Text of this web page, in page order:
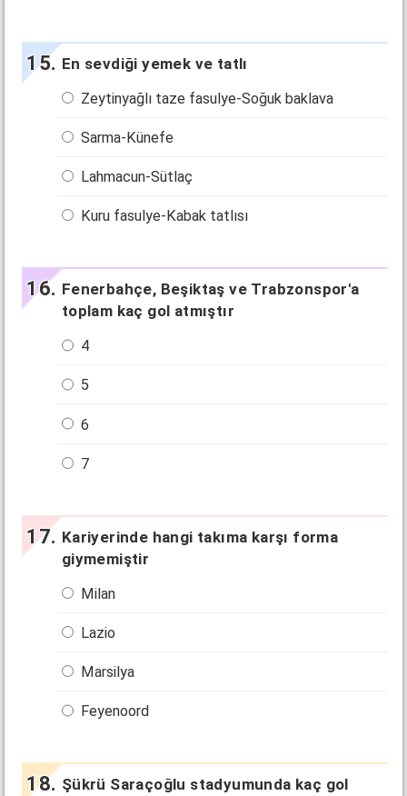
En sevdiği yemek ve tatlı
Zeytinyağlı taze fasulye-Soğuk baklava
Sarma-Künefe
Lahmacun-Sütlaç
Kuru fasulye-Kabak tatlısı
Fenerbahçe, Beşiktaş ve Trabzonspor'a
toplam kaç gol atmıştır
4
5
6
7
Kariyerinde hangi takıma karşı forma
giymemiştir
Milan
Lazio
Marsilya
Feyenoord
Şükrü Saraçoğlu stadyumunda kaç gol